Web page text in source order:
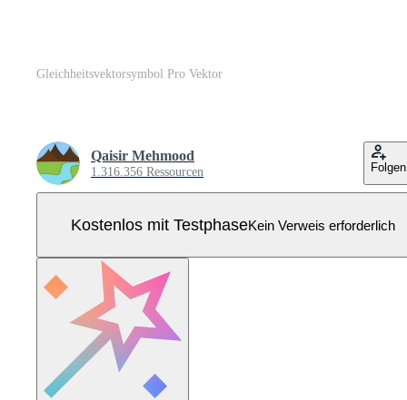
Gleichheitsvektorsymbol Pro Vektor
Qaisir Mehmood
1.316.356 Ressourcen Folgen
Kostenlos mit TestphaseKein Verweis erforderlich